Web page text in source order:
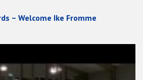
– Welcome Ike Fromme